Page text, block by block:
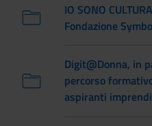
IO SONO
Fondazione
Digit@Donna, in
percorso
aspiranti